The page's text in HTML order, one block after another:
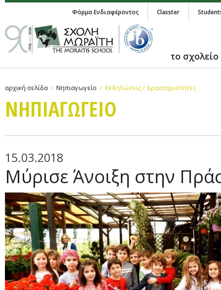
Φόρμα Ενδιαφέροντος Classter
το σχολείο
αρχική σελίδα Νηπιαγωγείο Εκδηλώσεις / Δραστηριότητες
ΝΗΠΙΑΓΩΓΕΙΟ
15.03.2018
Μύρισε Άνοιξη στην